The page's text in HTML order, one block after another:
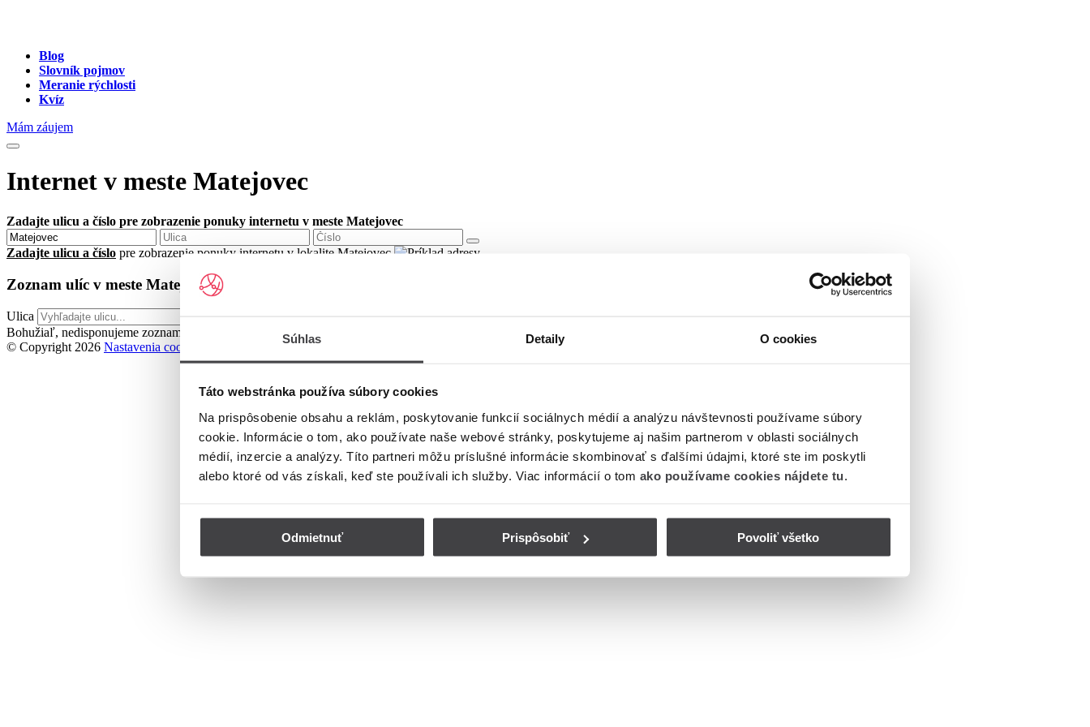
Súhlas Detaily O cookies
Táto webstránka používa súbory cookies
Na prispôsobenie obsahu a reklám, poskytovanie funkcií sociálnych médií a analýzu návštevnosti používame súbory
cookie. Informácie o tom, ako používate naše webové stránky, poskytujeme aj našim partnerom v oblasti sociálnych
médií, inzercie a analýzy. Títo partneri môžu príslušné informácie skombinovať s ďalšími údajmi, ktoré ste im poskytli
alebo ktoré od vás získali, keď ste používali ich služby. Viac informácií o tom ako používame cookies nájdete tu.
Odmietnuť Prispôsobiť Povoliť všetko
Blog
Slovník pojmov
Meranie rýchlosti
Kvíz
Mám záujem
Internet v meste Matejovec
Zadajte ulicu a číslo pre zobrazenie ponuky internetu v meste Matejovec
Zadajte ulicu a číslo pre zobrazenie ponuky internetu v lokalite Matejovec
Zoznam ulíc v meste Matejovec
Ulica
Bohužiaľ, nedisponujeme zoznamom dostupných ulíc v danom meste
© Copyright 2026 Nastavenia cookies